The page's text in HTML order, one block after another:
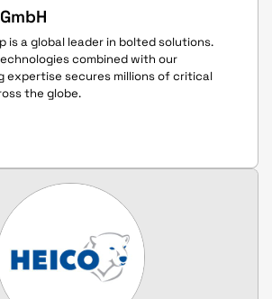
is a global leader in bolted solutions.
combined with our
expertise secures millions of critical
the globe.